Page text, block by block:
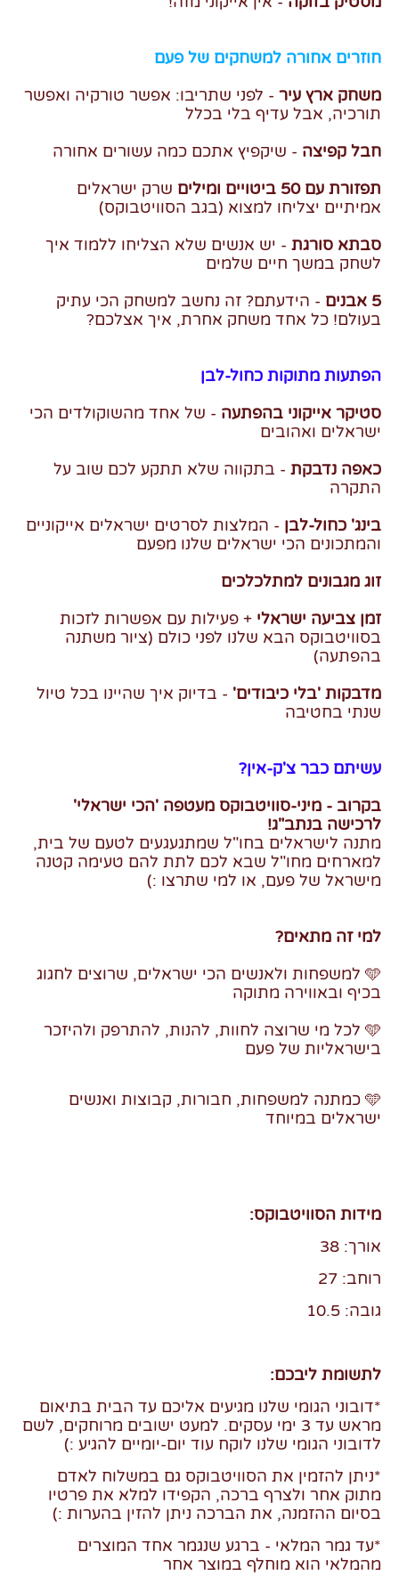
חוזרים אחורה למשחקים של פעם
משחק ארץ עיר - לפני שתריבו: אפשר טורקיה ואפשר
תורכיה, אבל עדיף בלי בכלל
חבל קפיצה - שיקפיץ אתכם כמה עשורים אחורה
תפזורת עם 50 ביטויים ומילים
שרק ישראלים
אמיתיים יצליחו למצוא (בגב הסוויטבוקס)
סבתא סורגת - יש אנשים שלא הצליחו ללמוד איך
לשחק במשך חיים שלמים
5 אבנים
- הידעתם? זה נחשב למשחק הכי עתיק
בעולם! כל אחד משחק אחרת, איך אצלכם?
הפתעות מתוקות כחול-לבן
סטיקר אייקוני בהפתעה - של אחד מהשוקולדים הכי
ישראלים ואהובים
כאפה נדבקת - בתקווה שלא תתקע לכם שוב על
התקרה
בינג' כחול-לבן - המלצות לסרטים ישראלים אייקוניים
והמתכונים הכי ישראלים שלנו מפעם
זוג מגבונים למתלכלכים
זמן צביעה ישראלי + פעילות עם אפשרות לזכות
בסוויטבוקס הבא שלנו לפני כולם (ציור משתנה
בהפתעה)
מדבקות 'בלי כיבודים' - בדיוק איך שהיינו בכל טיול
שנתי בחטיבה
עשיתם כבר צ'ק-אין?
בקרוב - מיני-סוויטבוקס מעטפה 'הכי ישראלי'
לרכישה בנתב"ג!
מתנה לישראלים בחו"ל שמתגעגעים לטעם של בית,
למארחים מחו"ל שבא לכם לתת להם טעימה קטנה
מישראל של פעם, או למי שתרצו :)
למי זה מתאים?
🩵 למשפחות ולאנשים הכי ישראלים, שרוצים לחגוג
בכיף ובאווירה מתוקה
🩵 לכל מי שרוצה לחוות, להנות, להתרפק ולהיזכר
בישראליות של פעם
🩵 כמתנה למשפחות, חבורות, קבוצות ואנשים
ישראלים במיוחד
מידות הסוויטבוקס:
אורך: 38
רוחב: 27
גובה: 10.5
לתשומת ליבכם:
*דובוני הגומי שלנו מגיעים אליכם עד הבית בתיאום
מראש עד 3 ימי עסקים. למעט ישובים מרוחקים, לשם
לדובוני הגומי שלנו לוקח עוד יום-יומיים להגיע :)
*ניתן להזמין את הסוויטבוקס גם במשלוח לאדם
מתוק אחר ולצרף ברכה, הקפידו למלא את פרטיו
בסיום ההזמנה, את הברכה ניתן להזין בהערות :)
*עד גמר המלאי - ברגע שנגמר אחד המוצרים
מהמלאי הוא מוחלף במוצר אחר